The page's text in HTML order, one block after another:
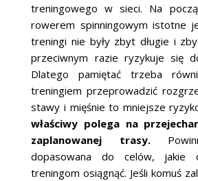
treningowego w sieci. Na
rowerem spinningowym istotne
treningi nie były zbyt długie i
przeciwnym razie ryzykuje się
Dlatego pamiętać trzeba
treningiem przeprowadzić
stawy i mięśnie to mniejsze
właściwy polega na
zaplanowanej trasy.
dopasowana do celów, jakie
treningom osiągnąć. Jeśli komuś